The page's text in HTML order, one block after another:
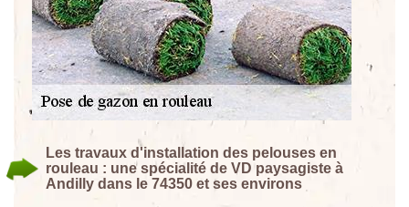
Les travaux d'installation des pelouses en
rouleau : une spécialité de VD paysagiste à
Andilly dans le 74350 et ses environs